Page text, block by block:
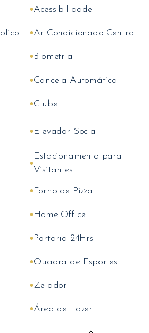
•Acessibilidade
•Ar Condicionado Central
• Biometria
•Cancela Automática
•Clube
• Elevador Social
• Estacionamento para
Visitantes
• Forno de Pizza
• Home Office
• Portaria 24Hrs
•Quadra de Esportes
•Zelador
•Área de Lazer